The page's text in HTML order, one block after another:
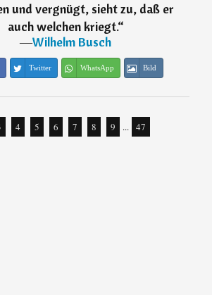
und vergnügt, sieht zu, daß er
auch welchen kriegt.“
―Wilhelm Busch
Twitter WhatsApp Bild
4 5 6 7 8 9 ... 47